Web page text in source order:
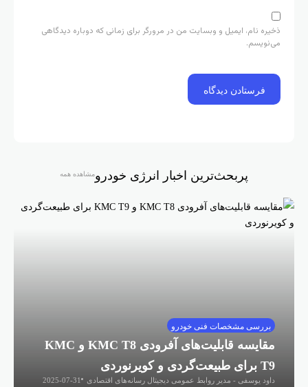
ذخیره نام، ایمیل و وبسایت من در مرورگر برای زمانی که دوباره دیدگاهی
می‌نویسم.
پربحث‌ترین اخبار انرژی خودرو مشاهده همه
بررسی مشخصات فنی خودرو
مقایسه قابلیت‌های آفرودی KMC T8 و KMC
داود یوسفی - مدیر روابط عمومی دیجیتال رسانه‌های اقتصادی 2025-07-31